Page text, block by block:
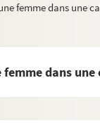
femme dans une
dans
bébé